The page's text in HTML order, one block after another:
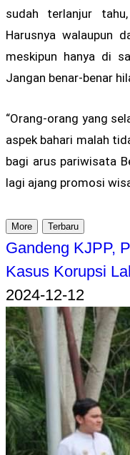
sudah terlanjur
Harusnya walaupun
meskipun hanya di
Jangan benar-benar
“Orang-orang yang
aspek bahari malah
bagi arus pariwisata
lagi ajang promosi
More Terbaru
Gandeng KJPP,
Kasus Korupsi
2024-12-12